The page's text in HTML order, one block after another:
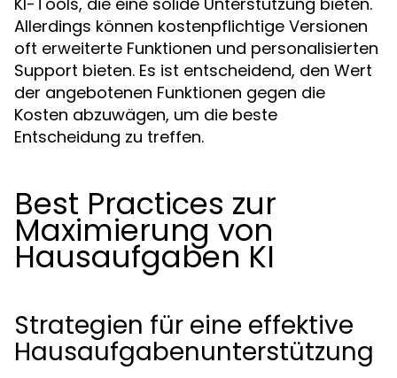
Allerdings können kostenpflichtige Versionen
oft erweiterte Funktionen und personalisierten
Support bieten. Es ist entscheidend, den Wert
der angebotenen Funktionen gegen die
Kosten abzuwägen, um die beste
Entscheidung zu treffen.
Best Practices zur
Maximierung von
Hausaufgaben KI
Strategien für eine effektive
Hausaufgabenunterstützung